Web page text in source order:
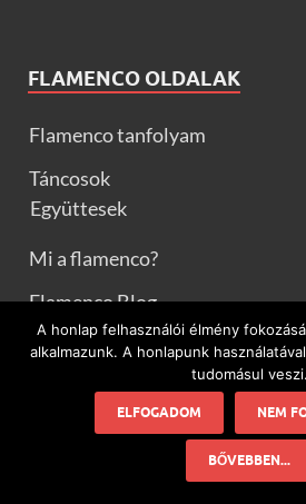
FLAMENCO OLDALAK
Flamenco tanfolyam
Táncosok
Együttesek
Mi a flamenco?
Flamenco Blog
Spanyolország
Spanyol receptek
A honlap felhasználói élmény
alkalmazunk. A honlapunk
tudomásul veszi.
ELFOGADOM NEM
BŐVEBBEN...